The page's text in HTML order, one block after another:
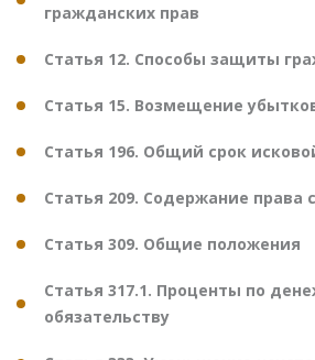
гражданских прав
Статья 12. Способы защиты
Статья 15. Возмещение
Статья 196. Общий срок
Статья 209. Содержание права
Статья 309. Общие положения
Статья 317.1. Проценты по
обязательству